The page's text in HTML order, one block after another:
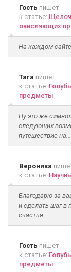
Гость пишет
к статье:
окисляющих
На каждом
Tara пишет
к статье:
предметы
Ну это же
следующих
путешествие на...
Вероника
к статье:
Благодарю за
и сделать шаг в
счастья...
Гость пишет
к статье:
предметы